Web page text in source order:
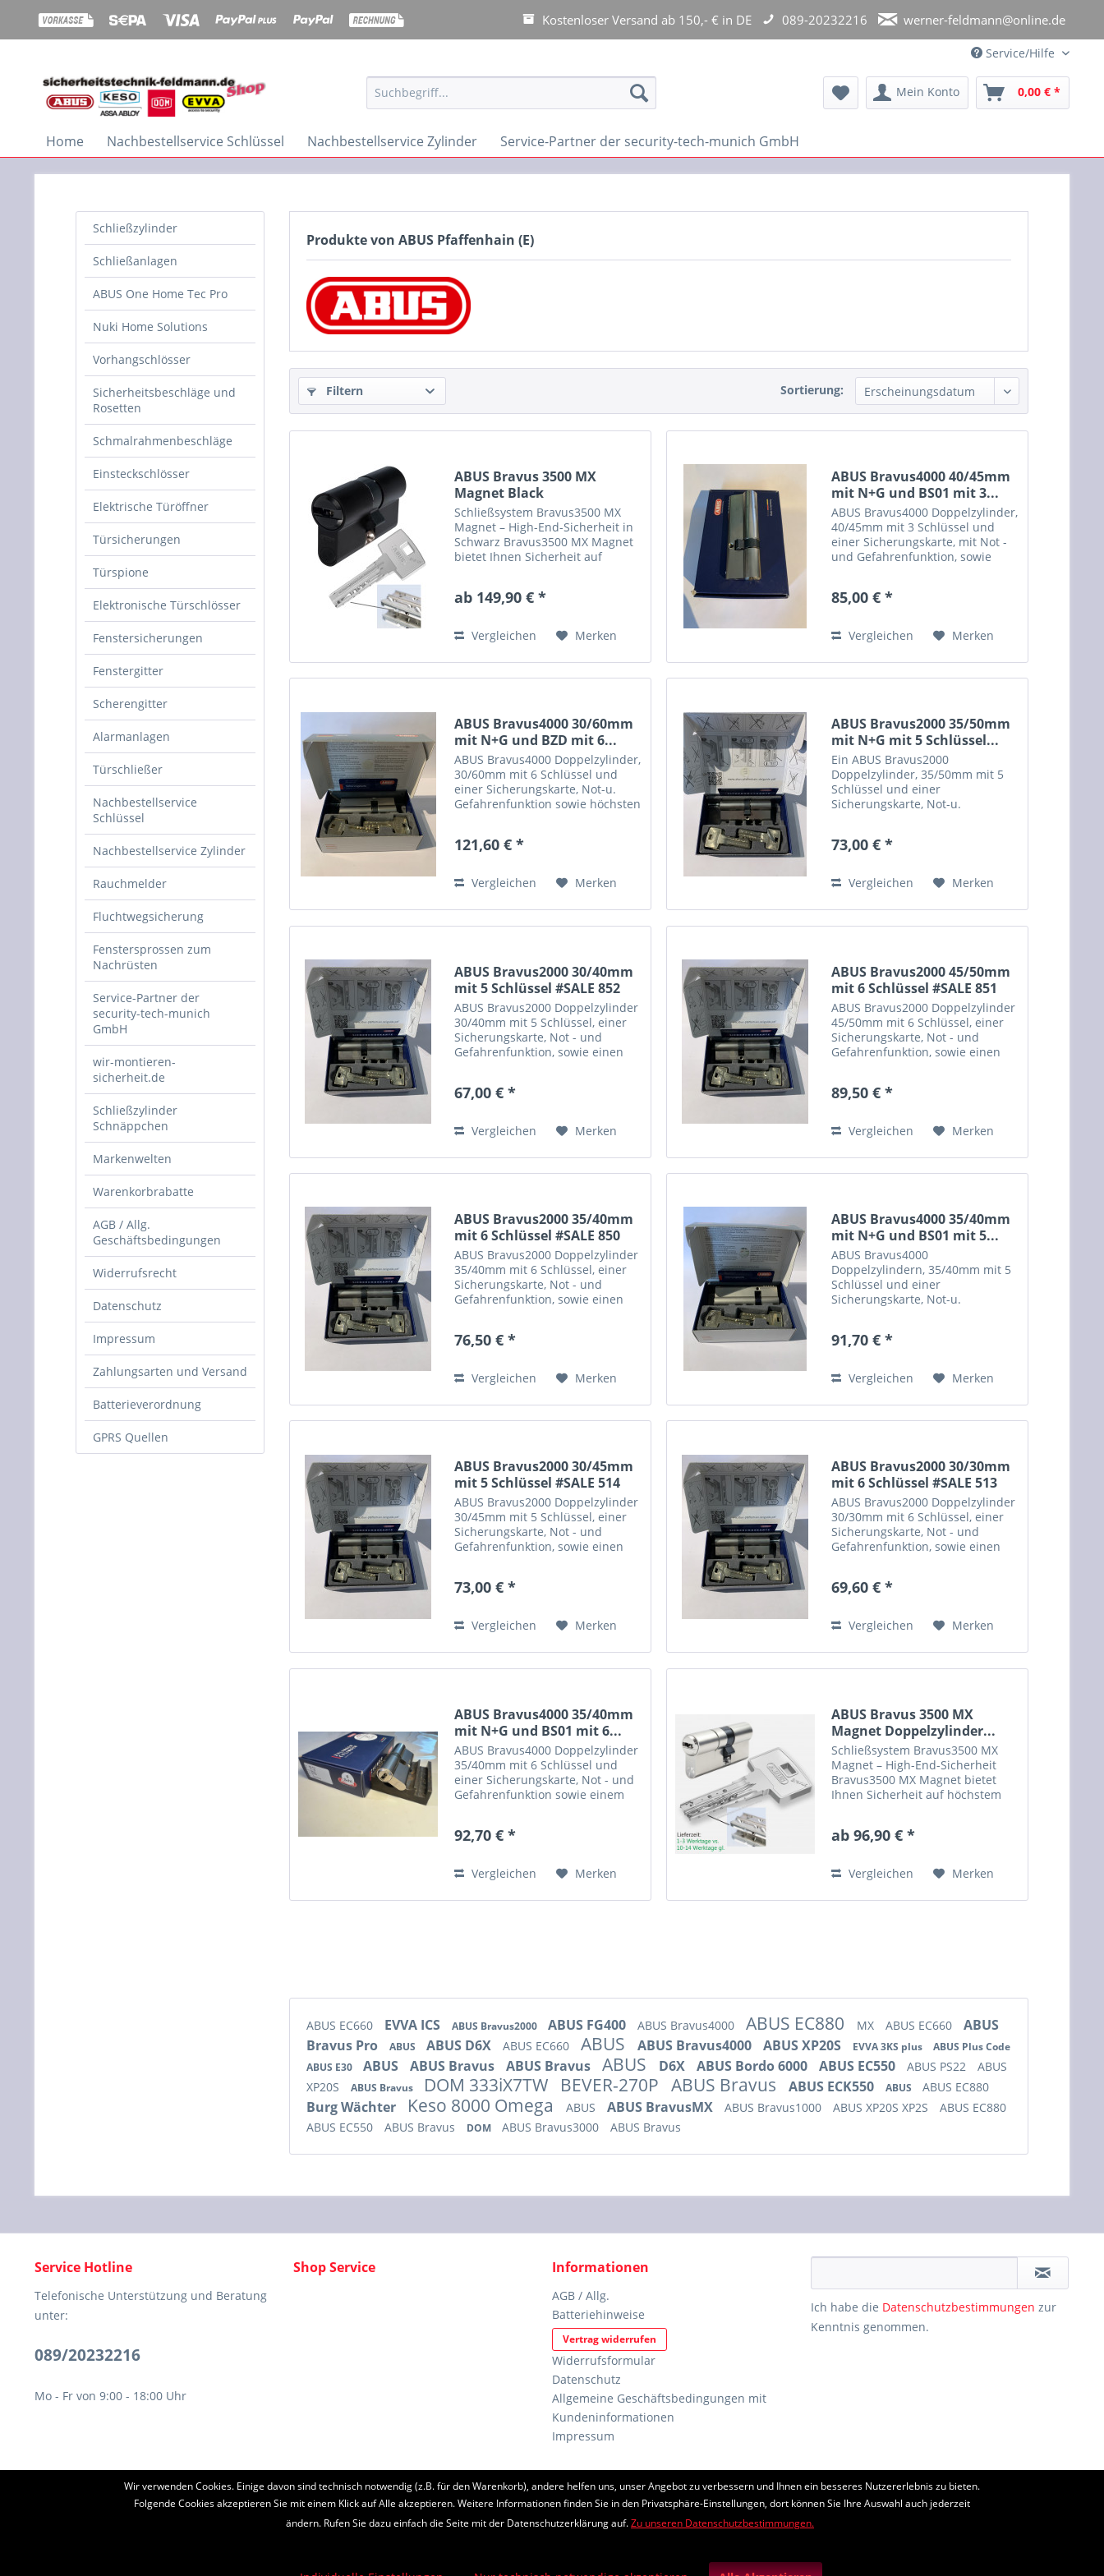
Kostenloser Versand ab 150,- € in DE 089-20232216 werner-feldmann@online.de
Service/Hilfe
Mein Konto 0,00 € *
Home Nachbestellservice Schlüssel Nachbestellservice Zylinder Service-Partner der security-tech-munich GmbH
Schließzylinder
Schließanlagen
ABUS One Home Tec Pro
Nuki Home Solutions
Vorhangschlösser
Sicherheitsbeschläge und
Rosetten
Schmalrahmenbeschläge
Einsteckschlösser
Elektrische Türöffner
Türsicherungen
Türspione
Elektronische Türschlösser
Fenstersicherungen
Fenstergitter
Scherengitter
Alarmanlagen
Türschließer
Nachbestellservice
Schlüssel
Nachbestellservice Zylinder
Rauchmelder
Fluchtwegsicherung
Fenstersprossen zum
Nachrüsten
Service-Partner der
security-tech-munich
GmbH
wir-montieren-
sicherheit.de
Schließzylinder
Schnäppchen
Markenwelten
Warenkorbrabatte
AGB / Allg.
Geschäftsbedingungen
Widerrufsrecht
Datenschutz
Impressum
Zahlungsarten und Versand
Batterieverordnung
GPRS Quellen
Produkte von ABUS Pfaffenhain (E)
Filtern Sortierung:
ABUS Bravus 3500 MX
Magnet Black
Doppelzylinder...
Schließsystem Bravus3500 MX
Magnet – High-End-Sicherheit in
Schwarz Bravus3500 MX Magnet
bietet Ihnen Sicherheit auf
der serienmäßigen SKG***
technischem...
ab 149,90 € *
Vergleichen Merken
ABUS Bravus4000 40/45mm
mit N+G und BS01 mit 3...
ABUS Bravus4000 Doppelzylinder,
40/45mm mit 3 Schlüssel und
einer Sicherungskarte, mit Not -
und Gefahrenfunktion, sowie
optische Mängel, nach Einbau
85,00 € *
Vergleichen Merken
ABUS Bravus4000 30/60mm
mit N+G und BZD mit 6...
ABUS Bravus4000 Doppelzylinder,
30/60mm mit 6 Schlüssel und
einer Sicherungskarte, Not-u.
Gefahrenfunktion sowie höchsten
optische Mängel, nach Einbau
121,60 € *
Vergleichen Merken
ABUS Bravus2000 35/50mm
mit N+G mit 5 Schlüssel...
Ein ABUS Bravus2000
Doppelzylinder, 35/50mm mit 5
Schlüssel und einer
Sicherungskarte, Not-u.
Zylinder hat minimale optische
sichtbar. Sie können weitere...
73,00 € *
Vergleichen Merken
ABUS Bravus2000 30/40mm
mit 5 Schlüssel #SALE 852
ABUS Bravus2000 Doppelzylinder
30/40mm mit 5 Schlüssel, einer
Sicherungskarte, Not - und
Gefahrenfunktion, sowie einen
Mängel, nach Einbau nicht
67,00 € *
Vergleichen Merken
ABUS Bravus2000 45/50mm
mit 6 Schlüssel #SALE 851
ABUS Bravus2000 Doppelzylinder
45/50mm mit 6 Schlüssel, einer
Sicherungskarte, Not - und
Gefahrenfunktion, sowie einen
Mängel, nach Einbau nicht
89,50 € *
Vergleichen Merken
ABUS Bravus2000 35/40mm
mit 6 Schlüssel #SALE 850
ABUS Bravus2000 Doppelzylinder
35/40mm mit 6 Schlüssel, einer
Sicherungskarte, Not - und
Gefahrenfunktion, sowie einen
Mängel, nach Einbau nicht
76,50 € *
Vergleichen Merken
ABUS Bravus4000 35/40mm
mit N+G und BS01 mit 5...
ABUS Bravus4000
Doppelzylindern, 35/40mm mit 5
Schlüssel und einer
Sicherungskarte, Not-u.
Dieser Zylinder hat minimale
nicht sichtbar. Sie können...
91,70 € *
Vergleichen Merken
ABUS Bravus2000 30/45mm
mit 5 Schlüssel #SALE 514
ABUS Bravus2000 Doppelzylinder
30/45mm mit 5 Schlüssel, einer
Sicherungskarte, Not - und
Gefahrenfunktion, sowie einen
Mängel, nach Einbau nicht
73,00 € *
Vergleichen Merken
ABUS Bravus2000 30/30mm
mit 6 Schlüssel #SALE 513
ABUS Bravus2000 Doppelzylinder
30/30mm mit 6 Schlüssel, einer
Sicherungskarte, Not - und
Gefahrenfunktion, sowie einen
Mängel, nach Einbau nicht
69,60 € *
Vergleichen Merken
ABUS Bravus4000 35/40mm
mit N+G und BS01 mit 6...
ABUS Bravus4000 Doppelzylinder
35/40mm mit 6 Schlüssel und
einer Sicherungskarte, Not - und
Gefahrenfunktion sowie einem
Mängel, auch in der Front (Siehe
92,70 € *
Vergleichen Merken
ABUS Bravus 3500 MX
Magnet Doppelzylinder...
Schließsystem Bravus3500 MX
Magnet – High-End-Sicherheit
Bravus3500 MX Magnet bietet
Ihnen Sicherheit auf höchstem
serienmäßigen SKG***
technischem...
ab 96,90 € *
Vergleichen Merken
ABUS EC660 EVVA ICS ABUS Bravus2000 ABUS FG400 ABUS Bravus4000 ABUS EC880 MX ABUS EC660
ABUS
Bravus Pro
ABUS ABUS D6X ABUS EC660 ABUS ABUS Bravus4000 ABUS XP20S EVVA 3KS plus
ABUS Plus Code
ABUS E30
ABUS ABUS Bravus ABUS Bravus ABUS D6X ABUS Bordo 6000 ABUS EC550 ABUS PS22
ABUS
XP20S
ABUS Bravus DOM 333iX7TW BEVER-270P ABUS Bravus ABUS ECK550 ABUS ABUS EC880
Burg Wächter Keso 8000 Omega ABUS ABUS BravusMX ABUS Bravus1000 ABUS XP20S XP2S
ABUS EC880
ABUS EC550
ABUS Bravus DOM ABUS Bravus3000 ABUS Bravus
Service Hotline
Telefonische Unterstützung und Beratung
unter:
089/20232216
Mo - Fr von 9:00 - 18:00 Uhr
Shop Service Informationen
AGB / Allg.
Batteriehinweise
Vertrag widerrufen
Widerrufsformular
Datenschutz
Allgemeine Geschäftsbedingungen mit
Kundeninformationen
Impressum
Ich habe die Datenschutzbestimmungen zur
Kenntnis genommen.
* Alle Preise inkl. gesetzl. Mehrwertsteuer zzgl.Versandkostenund ggf. Nachnahmegebühren, wenn nicht anders beschrieben
Wir verwenden Cookies. Einige davon sind technisch notwendig (z.B. für den Warenkorb), andere helfen uns, unser Angebot zu verbessern und Ihnen ein besseres Nutzererlebnis zu bieten.
Folgende Cookies akzeptieren Sie mit einem Klick auf Alle akzeptieren. Weitere Informationen finden Sie in den Privatsphäre-Einstellungen, dort können Sie Ihre Auswahl auch jederzeit
ändern. Rufen Sie dazu einfach die Seite mit der Datenschutzerklärung auf.Zu unseren Datenschutzbestimmungen.